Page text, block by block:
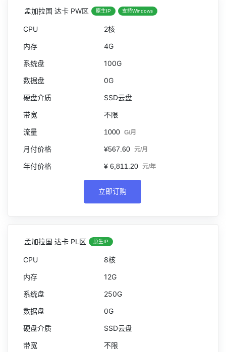
孟加拉国 达卡 PW区 原生IP 支持Windows
2核
4G
100G
0G
SSD云盘
不限
1000 G/月
¥567.60 元/月
¥ 6,811.20 元/年
立即订购
孟加拉国 达卡 PL区 原生IP
8核
12G
250G
0G
SSD云盘
不限